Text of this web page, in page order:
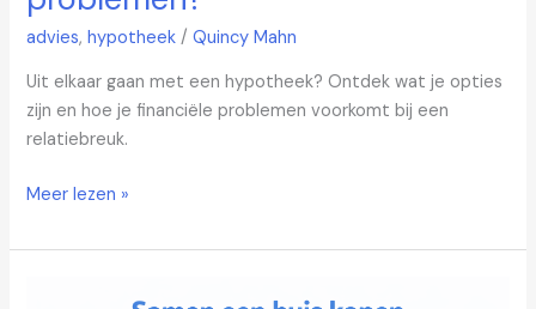
advies,hypotheek /Quincy Mahn
Uit elkaar gaan met een hypotheek? Ontdek wat je opties
zijn en hoe je financiële problemen voorkomt bij een
relatiebreuk.
Meer lezen »